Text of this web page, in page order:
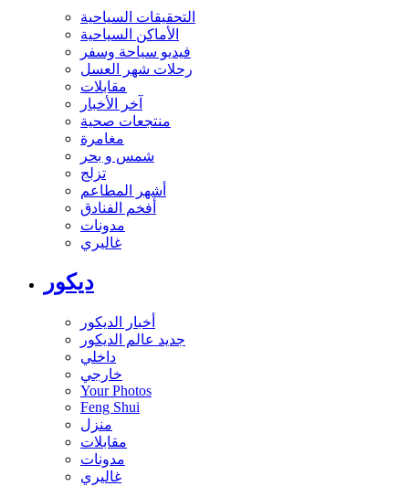
التحقيقات السياحية
الأماكن السياحية
فيديو سياحة وسفر
رحلات شهر العسل
مقابلات
آخر الأخبار
منتجعات صحية
مغامرة
شمس و بحر
تزلج
أشهر المطاعم
أفخم الفنادق
مدونات
غاليري
ديكور
أخبار الديكور
جديد عالم الديكور
داخلي
خارجي
Your Photos
Feng Shui
منزل
مقابلات
مدونات
غاليري